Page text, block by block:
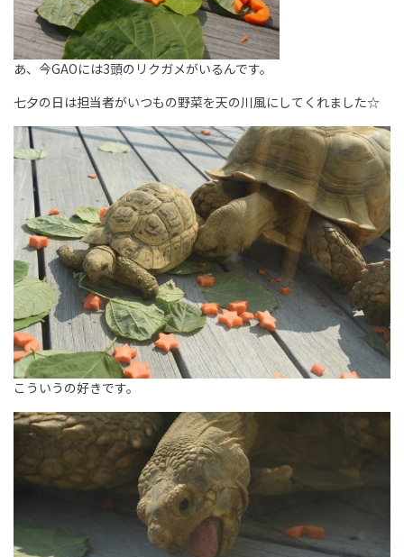
あ、今GAOには3頭のリクガメがいるんです。
七夕の日は担当者がいつもの野菜を天の川風にしてくれました☆
こういうの好きです。